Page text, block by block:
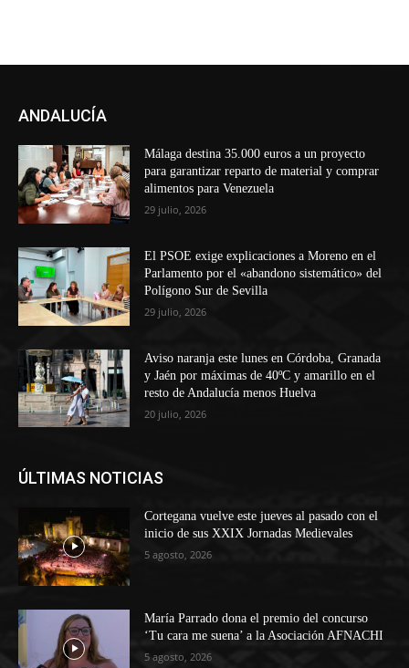
ANDALUCÍA
Málaga destina 35.000 euros a un proyecto
para garantizar reparto de material y comprar
alimentos para Venezuela
29 julio, 2026
El PSOE exige explicaciones a Moreno en el
Parlamento por el «abandono sistemático» del
Polígono Sur de Sevilla
29 julio, 2026
Aviso naranja este lunes en Córdoba, Granada
y Jaén por máximas de 40ºC y amarillo en el
resto de Andalucía menos Huelva
20 julio, 2026
ÚLTIMAS NOTICIAS
Cortegana vuelve este jueves al pasado con el
inicio de sus XXIX Jornadas Medievales
5 agosto, 2026
María Parrado dona el premio del concurso
‘Tu cara me suena’ a la Asociación AFNACHI
5 agosto, 2026